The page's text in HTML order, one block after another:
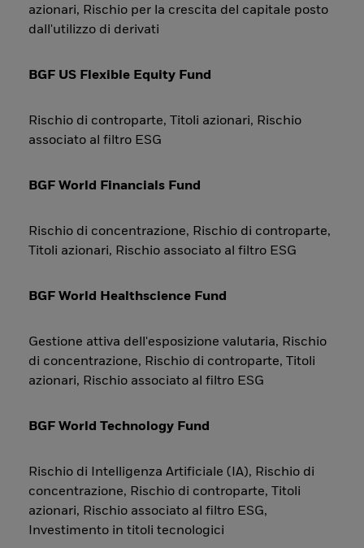
azionari, Rischio per la crescita del capitale posto
dall'utilizzo di derivati
BGF US Flexible Equity Fund
Rischio di controparte, Titoli azionari, Rischio
associato al filtro ESG
BGF World Financials Fund
Rischio di concentrazione, Rischio di controparte,
Titoli azionari, Rischio associato al filtro ESG
BGF World Healthscience Fund
Gestione attiva dell'esposizione valutaria, Rischio
di concentrazione, Rischio di controparte, Titoli
azionari, Rischio associato al filtro ESG
BGF World Technology Fund
Rischio di Intelligenza Artificiale (IA), Rischio di
concentrazione, Rischio di controparte, Titoli
azionari, Rischio associato al filtro ESG,
Investimento in titoli tecnologici